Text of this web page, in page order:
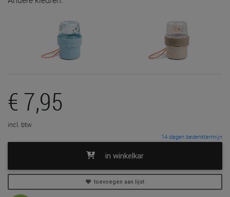
€ 7,95
incl. btw
14 dagen bedenktermijn
in winkelkar
toevoegen aan lijst